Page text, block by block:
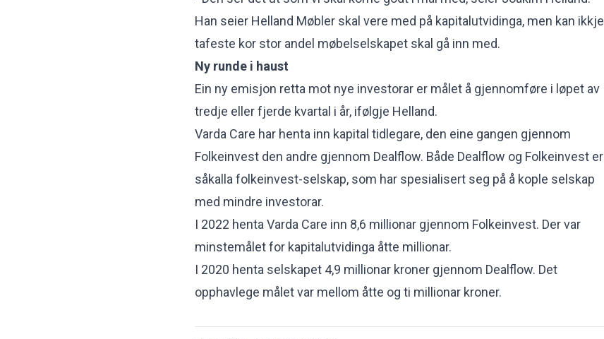
Han seier Helland Møbler skal vere med på kapitalutvidinga, men kan ikkje
tafeste kor stor andel møbelselskapet skal gå inn med.
Ny runde i haust
Ein ny emisjon retta mot nye investorar er målet å gjennomføre i løpet av
tredje eller fjerde kvartal i år, ifølgje Helland.
Varda Care har henta inn kapital tidlegare, den eine gangen gjennom
Folkeinvest den andre gjennom Dealflow. Både Dealflow og Folkeinvest er
såkalla folkeinvest-selskap, som har spesialisert seg på å kople selskap
med mindre investorar.
I 2022 henta Varda Care inn 8,6 millionar gjennom Folkeinvest. Der var
minstemålet for kapitalutvidinga åtte millionar.
I 2020 henta selskapet 4,9 millionar kroner gjennom Dealflow. Det
opphavlege målet var mellom åtte og ti millionar kroner.